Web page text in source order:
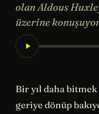
olan Aldous
üzerine
Bir yıl daha
geriye dönüp